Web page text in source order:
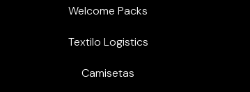
Welcome Packs
Textilo Logistics
Camisetas